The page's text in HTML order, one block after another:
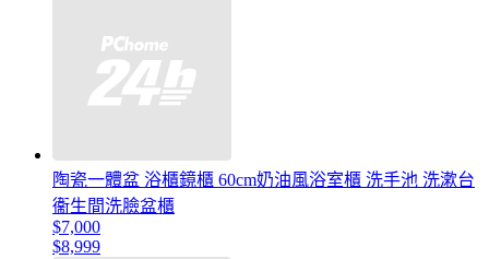
陶瓷一體盆 浴櫃鏡櫃 60cm奶油風浴室櫃 洗手池 洗漱台
衞生間洗臉盆櫃
$7,000
$8,999